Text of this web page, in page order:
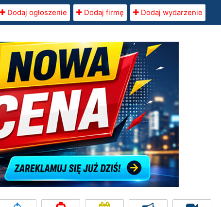
Dodaj ogłoszenie Dodaj firmę Dodaj wydarzenie